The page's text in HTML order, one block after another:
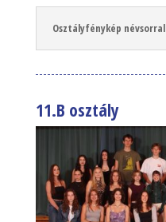
Osztályfénykép névsorral
11.B osztály